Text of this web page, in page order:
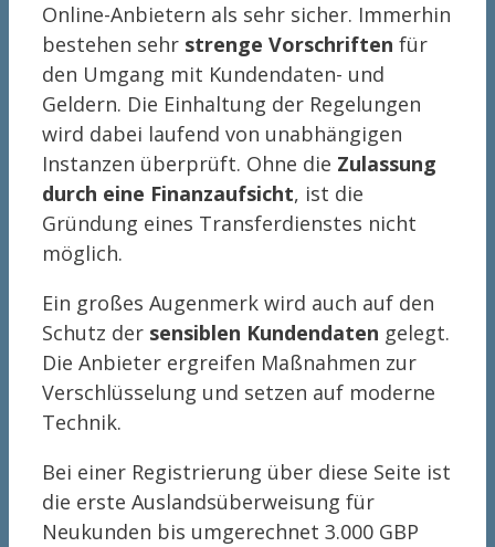
Online-Anbietern als sehr sicher. Immerhin
bestehen sehr strenge Vorschriften für
den Umgang mit Kundendaten- und
Geldern. Die Einhaltung der Regelungen
wird dabei laufend von unabhängigen
Instanzen überprüft. Ohne die Zulassung
durch eine Finanzaufsicht, ist die
Gründung eines Transferdienstes nicht
möglich.
Ein großes Augenmerk wird auch auf den
Schutz der sensiblen Kundendaten gelegt.
Die Anbieter ergreifen Maßnahmen zur
Verschlüsselung und setzen auf moderne
Technik.
Bei einer Registrierung über diese Seite ist
die erste Auslandsüberweisung für
Neukunden bis umgerechnet 3.000 GBP